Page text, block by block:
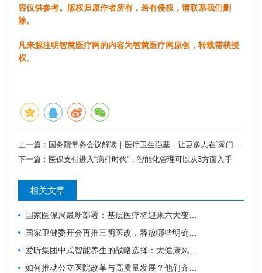
容仅供参考。版权归原作者所有，若有侵权，请联系我们删
除。
凡来源注明智慧医疗网的内容为智慧医疗网原创，转载需获授
权。
上一篇： 国务院常务会议解读｜医疗卫生强基，让更多人在“家门口”看好病
下一篇： 医保支付进入“病种时代”，智能化管理可以从3方面入手
相关文章
国家医保局最新部署：基层医疗将迎来六大变化！
国家卫健委开会再推三明医改，释放哪些明确信号？
爱昕集团中式智能养生的战略选择：大健康风口要追，赋能产业的根基要扎
如何推动公立医院改革与高质量发展？他们齐聚广东为9个地市出谋划策→